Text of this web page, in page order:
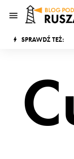
SPRAWDŹ TEŻ: